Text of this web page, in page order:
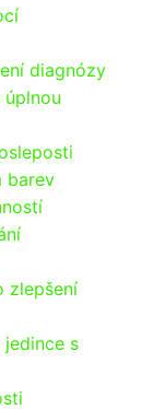
diagnózy
barev
zlepšení
s